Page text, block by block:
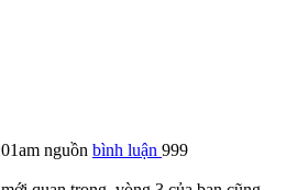
nguồn bình luận 999